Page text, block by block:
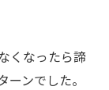
くなったら諦
ンでした。